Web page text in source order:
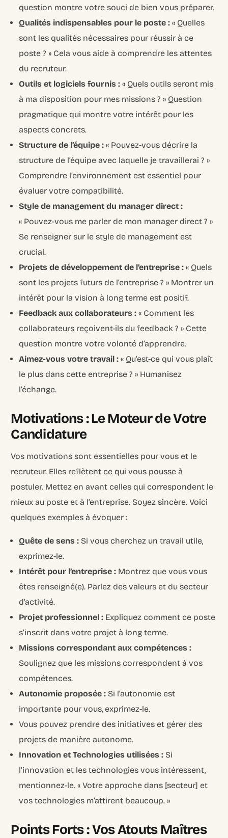
question montre votre souci de bien vous préparer.
Qualités indispensables pour le poste : « Quelles
sont les qualités nécessaires pour réussir à ce
poste ? » Cela vous aide à comprendre les attentes
du recruteur.
Outils et logiciels fournis : « Quels outils seront mis
à ma disposition pour mes missions ? » Question
pragmatique qui montre votre intérêt pour les
aspects concrets.
Structure de l’équipe : « Pouvez-vous décrire la
structure de l’équipe avec laquelle je travaillerai ? »
Comprendre l’environnement est essentiel pour
évaluer votre compatibilité.
Style de management du manager direct :
« Pouvez-vous me parler de mon manager direct ? »
Se renseigner sur le style de management est
crucial.
Projets de développement de l’entreprise : « Quels
sont les projets futurs de l’entreprise ? » Montrer un
intérêt pour la vision à long terme est positif.
Feedback aux collaborateurs : « Comment les
collaborateurs reçoivent-ils du feedback ? » Cette
question montre votre volonté d’apprendre.
Aimez-vous votre travail : « Qu’est-ce qui vous plaît
le plus dans cette entreprise ? » Humanisez
l’échange.
Motivations : Le Moteur de Votre
Candidature
Vos motivations sont essentielles pour vous et le
recruteur. Elles reflètent ce qui vous pousse à
postuler. Mettez en avant celles qui correspondent le
mieux au poste et à l’entreprise. Soyez sincère. Voici
quelques exemples à évoquer :
Quête de sens : Si vous cherchez un travail utile,
exprimez-le.
Intérêt pour l’entreprise : Montrez que vous vous
êtes renseigné(e). Parlez des valeurs et du secteur
d’activité.
Projet professionnel : Expliquez comment ce poste
s’inscrit dans votre projet à long terme.
Missions correspondant aux compétences :
Soulignez que les missions correspondent à vos
compétences.
Autonomie proposée : Si l’autonomie est
importante pour vous, exprimez-le.
Vous pouvez prendre des initiatives et gérer des
projets de manière autonome.
Innovation et Technologies utilisées : Si
l’innovation et les technologies vous intéressent,
mentionnez-le. « Votre approche dans [secteur] et
vos technologies m’attirent beaucoup. »
Points Forts : Vos Atouts Maîtres